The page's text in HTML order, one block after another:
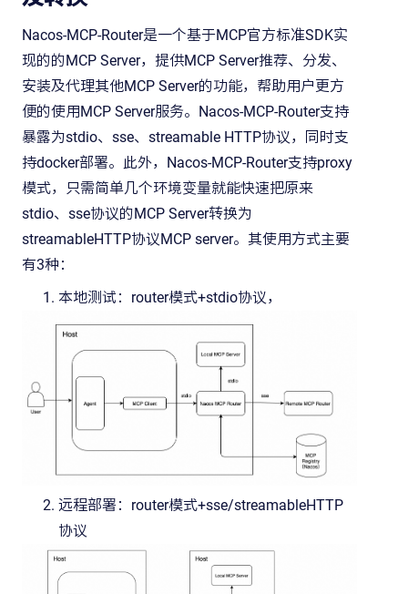
Nacos-MCP-Router是一个基于MCP官方标准SDK实
现的的MCP Server，提供MCP Server推荐、分发、
安装及代理其他MCP Server的功能，帮助用户更方
便的使用MCP Server服务。Nacos-MCP-Router支持
暴露为stdio、sse、streamable HTTP协议，同时支
持docker部署。此外，Nacos-MCP-Router支持proxy
模式，只需简单几个环境变量就能快速把原来
stdio、sse协议的MCP Server转换为
streamableHTTP协议MCP server。其使用方式主要
有3种：
本地测试：router模式+stdio协议，
远程部署：router模式+sse/streamableHTTP
协议